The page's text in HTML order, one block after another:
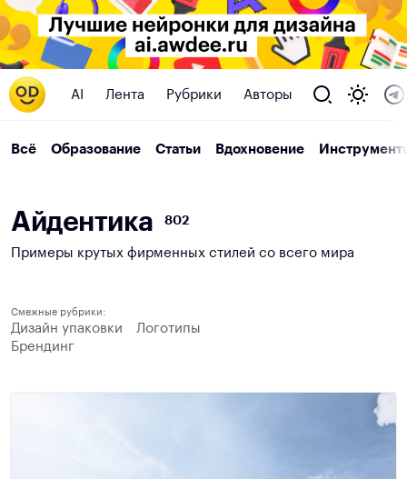
AI Лента Рубрики Авторы
Всё Образование Статьи Вдохновение
Айдентика 802
Примеры крутых фирменных стилей со всего мира
Смежные рубрики:
Дизайн упаковки
Логотипы
Брендинг